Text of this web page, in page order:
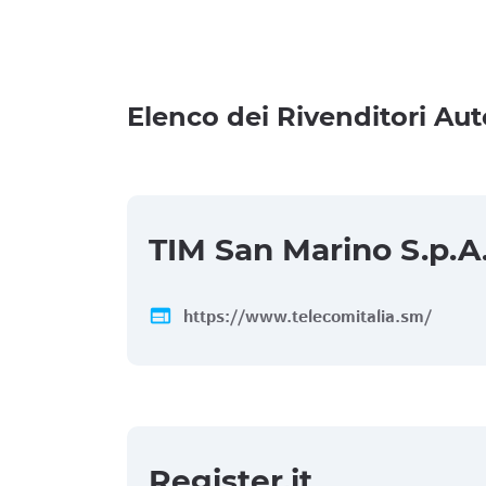
Elenco dei Rivenditori
TIM San Marino
web https://www.telecomitalia.sm/